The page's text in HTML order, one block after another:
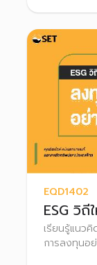
EQD1402
ESG วิ
เรียนรู้แนว
การลงทุนอ